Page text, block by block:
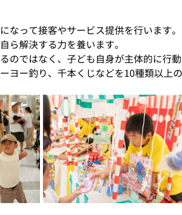
なって接客やサービス提供を行います。
ら解決する力を養います。
のではなく、子ども自身が主体的に行動
ヨー釣り、千本くじなどを10種類以上